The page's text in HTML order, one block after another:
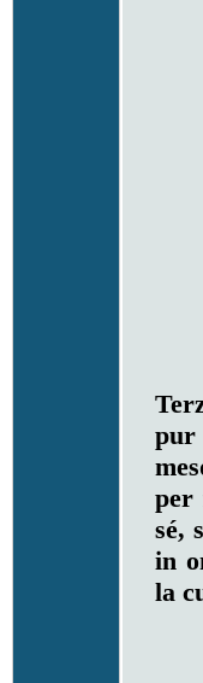
pur
per
sé,
in
la